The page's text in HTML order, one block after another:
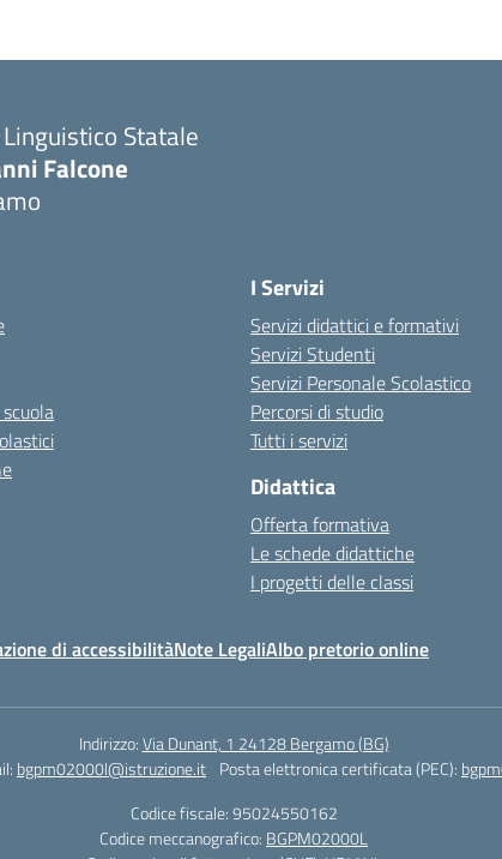
Statale
Falcone
I Servizi
Servizi didattici e formativi
Servizi Studenti
Servizi Personale Scolastico
Percorsi di studio
Tutti i servizi
Didattica
Offerta formativa
Le schede didattiche
I progetti delle classi
di accessibilitàNote LegaliAlbo pretorio online
Indirizzo:Via Dunant, 1 24128 Bergamo (BG)
bgpm02000l@istruzione.it Posta elettronica certificata (PEC):
Codice fiscale: 95024550162
Codice meccanografico: BGPM02000L